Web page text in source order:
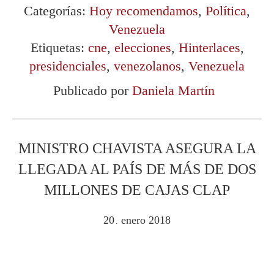
Categorías: Hoy recomendamos, Política,
Venezuela
Etiquetas: cne, elecciones, Hinterlaces,
presidenciales, venezolanos, Venezuela
Publicado por Daniela Martín
MINISTRO CHAVISTA ASEGURA LA
LLEGADA AL PAÍS DE MÁS DE DOS
MILLONES DE CAJAS CLAP
20 enero 2018